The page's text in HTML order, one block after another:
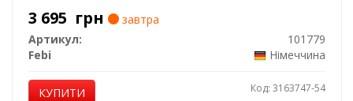
3 695 грн
завтра
Артикул:
101779
Febi
Німеччина
КУПИТИ Код: 3163747-54